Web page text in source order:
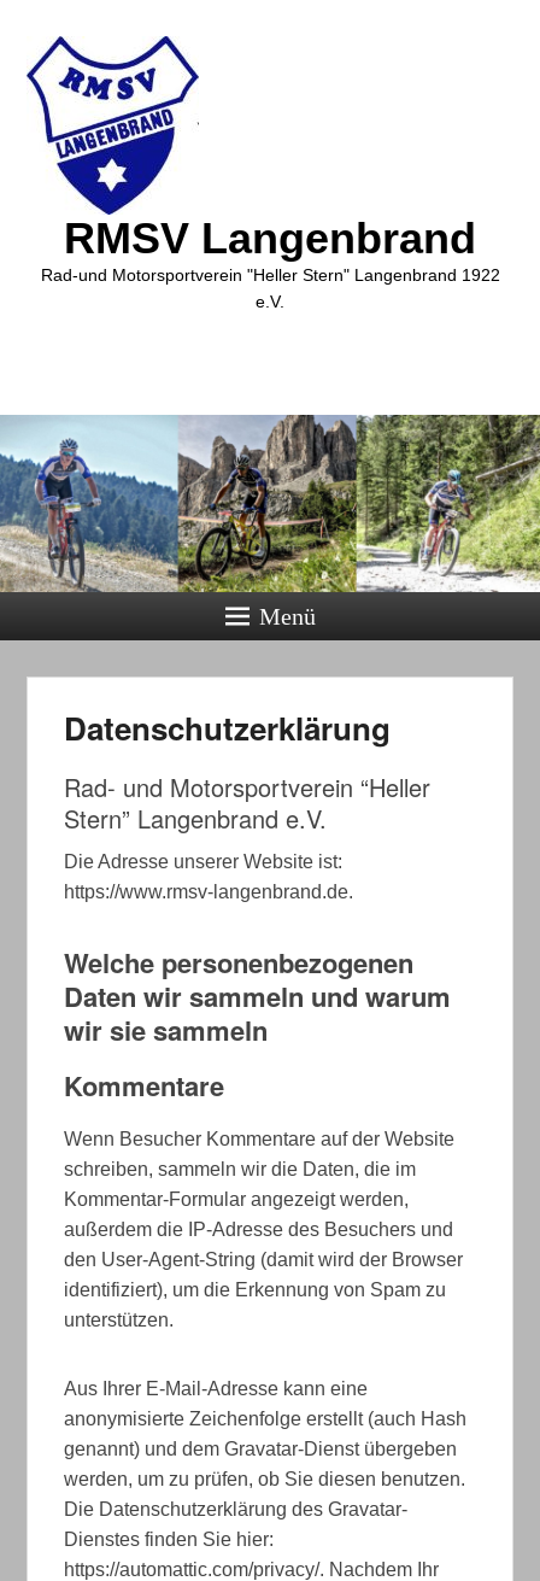
RMSV Langenbrand
Rad-und Motorsportverein "Heller Stern" Langenbrand 1922
e.V.
Menü
Datenschutzerklärung
Rad- und Motorsportverein “Heller
Stern” Langenbrand e.V.
Die Adresse unserer Website ist:
https://www.rmsv-langenbrand.de.
Welche personenbezogenen
Daten wir sammeln und warum
wir sie sammeln
Kommentare
Wenn Besucher Kommentare auf der Website
schreiben, sammeln wir die Daten, die im
Kommentar-Formular angezeigt werden,
außerdem die IP-Adresse des Besuchers und
den User-Agent-String (damit wird der Browser
identifiziert), um die Erkennung von Spam zu
unterstützen.
Aus Ihrer E-Mail-Adresse kann eine
anonymisierte Zeichenfolge erstellt (auch Hash
genannt) und dem Gravatar-Dienst übergeben
werden, um zu prüfen, ob Sie diesen benutzen.
Die Datenschutzerklärung des Gravatar-
Dienstes finden Sie hier:
https://automattic.com/privacy/. Nachdem Ihr